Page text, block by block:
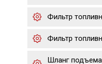
Фильтр
Фильтр
Шланг